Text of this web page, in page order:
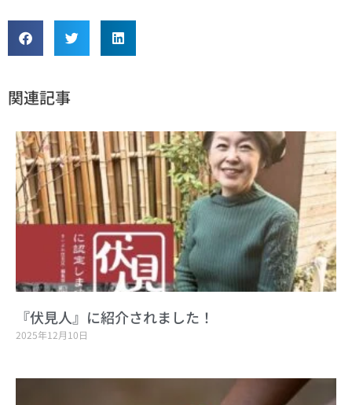
関連記事
『伏見人』に紹介されました！
2025年12月10日